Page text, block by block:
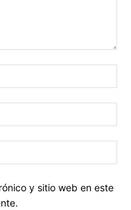
y sitio web en este